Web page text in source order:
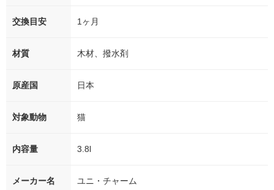
交換目安 1ヶ月
材質 木材、撥水剤
原産国 日本
対象動物 猫
内容量 3.8l
メーカー名 ユニ・チャーム